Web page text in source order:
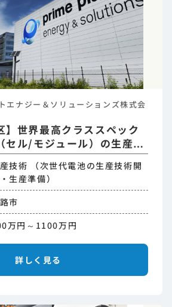
エナジー＆ソリューションズ株式会
】世界最高クラススペック
セル/モジュール）の生産技
技術 （次世代電池の生産技術開
生産準備）
市
万円～1100万円
詳しく見る